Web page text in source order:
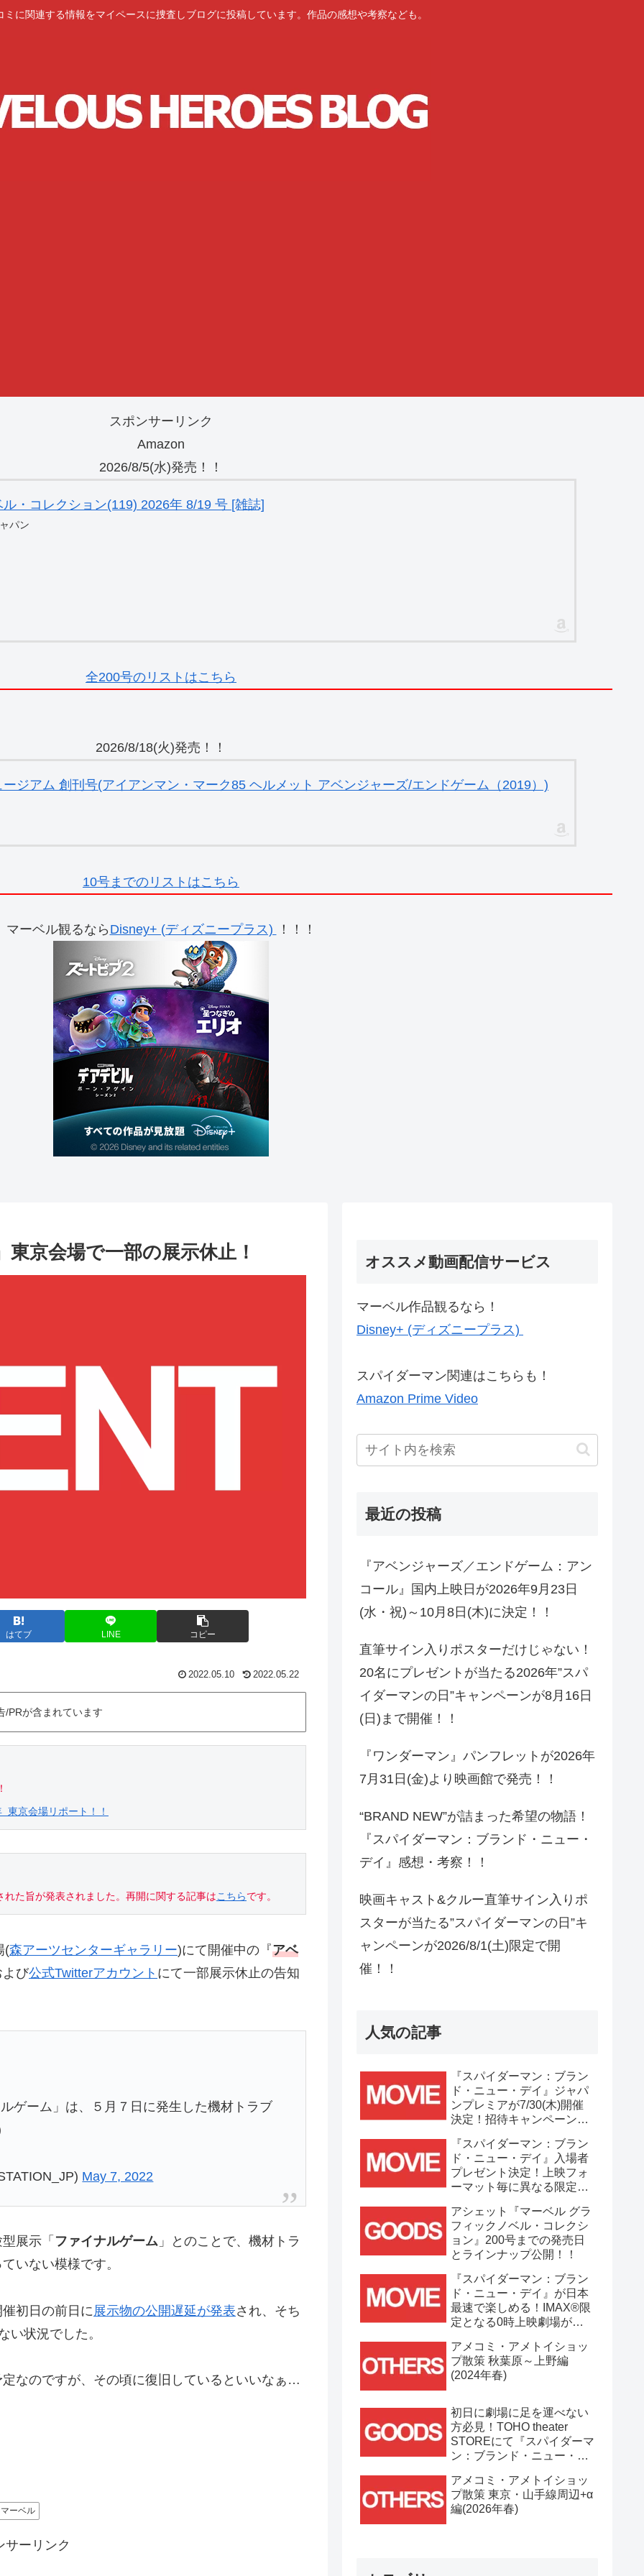
に関連する情報をマイペースに捜査しブログに投稿しています。作品の感想や考察なども。
スポンサーリンク
Amazon
2026/8/5(水)発売！！
・コレクション(119) 2026年 8/19 号 [雑誌]
パン
全200号のリストはこちら
2026/8/18(火)発売！！
ジアム 創刊号(アイアンマン・マーク85 ヘルメット アベンジャーズ/エンドゲーム（2019）)
10号までのリストはこちら
マーベル観るなら Disney+ (ディズニープラス) ！！！
京会場で一部の展示休止！
はてブ LINE コピー
2022.05.10 2022.05.22
/PRが含まれています
京会場リポート！！
た旨が発表されました。再開に関する記事はこちらです。
(森アーツセンターギャラリー)にて開催中の『アベ
よび公式Twitterアカウント にて一部展示休止の告知
ゲーム」は、５月７日に発生した機材トラブ
May 7, 2022
展示「 ファイナルゲーム 」とのことで、機材トラ
いない模様です。
初日の前日に 展示物の公開遅延が発表され、そち
い状況でした。
なのですが、その頃に復旧しているといいなぁ…
マーベル
サーリンク
オススメ動画配信サービス
マーベル作品観るなら！
Disney+ (ディズニープラス)
スパイダーマン関連はこちらも！
Amazon Prime Video
最近の投稿
『アベンジャーズ／エンドゲーム：アン
コール』国内上映日が2026年9月23日
(水・祝)～10月8日(木)に決定！！
直筆サイン入りポスターだけじゃない！
20名にプレゼントが当たる2026年”スパ
イダーマンの日”キャンペーンが8月16日
(日)まで開催！！
『ワンダーマン』パンフレットが2026年
7月31日(金)より映画館で発売！！
“BRAND NEW”が詰まった希望の物語！
『スパイダーマン：ブランド・ニュー・
デイ』感想・考察！！
映画キャスト&クルー直筆サイン入りポ
スターが当たる”スパイダーマンの日”キ
ャンペーンが2026/8/1(土)限定で開
催！！
人気の記事
『スパイダーマン：ブラン
ド・ニュー・デイ』ジャパ
ンプレミアが7/30(木)開催
決定！招待キャンペーンは
中！！
『スパイダーマン：ブラン
ド・ニュー・デイ』入場者
プレゼント決定！上映フォ
ーマット毎に異なる限定ビ
える！！
アシェット『マーベル グラ
フィックノベル・コレクシ
ョン』200号までの発売日
とラインナップ公開！！
『スパイダーマン：ブラン
ド・ニュー・デイ』が日本
最速で楽しめる！IMAX®限
定となる0時上映劇場が決
アメコミ・アメトイショッ
プ散策 秋葉原～上野編
(2024年春)
初日に劇場に足を運べない
方必見！TOHO theater
STOREにて『スパイダーマ
ン：ブランド・ニュー・デ
7/31(金)11時より開始！！
アメコミ・アメトイショッ
プ散策 東京・山手線周辺+α
編(2026年春)